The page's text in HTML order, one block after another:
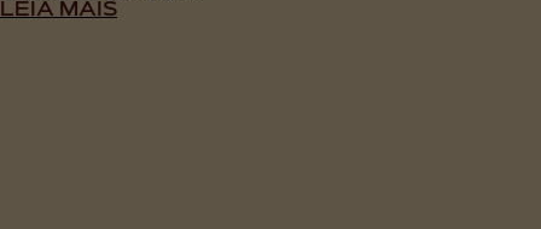
LEIA MAIS